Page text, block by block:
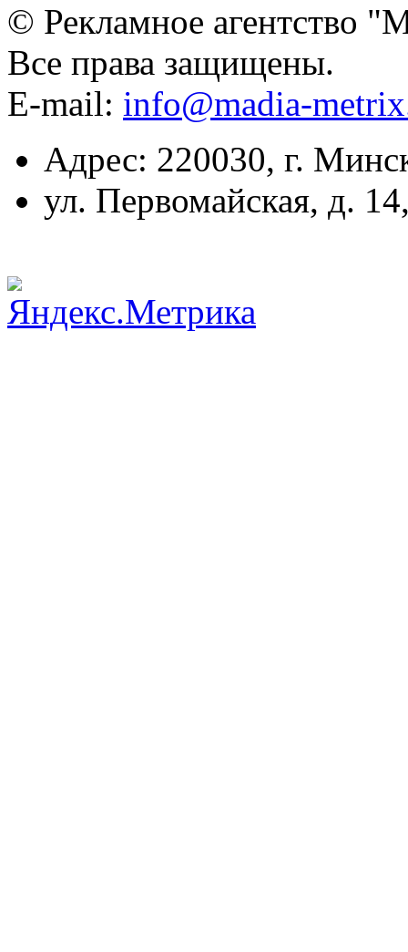
© Рекламное агентство
Все права защищены.
E-mail: info@madia-
Адрес: 220030, г.
ул. Первомайская, д.